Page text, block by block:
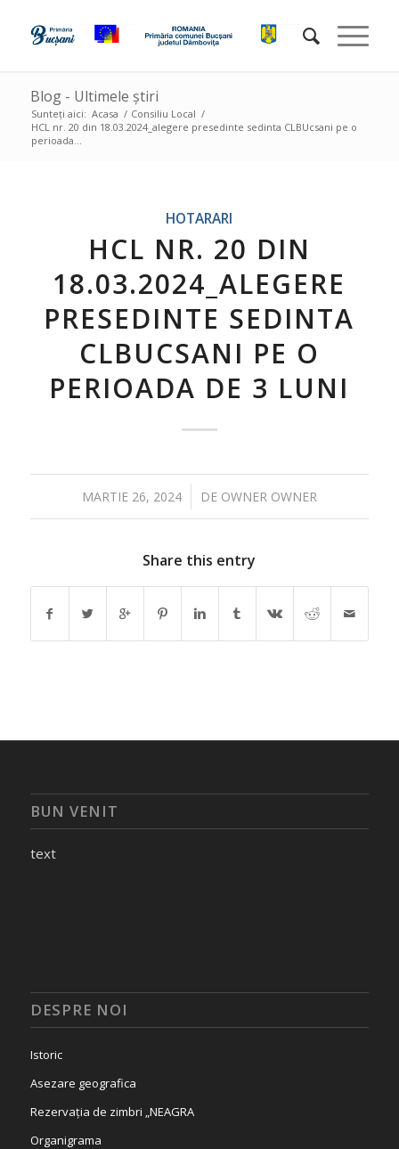
Blog - Ultimele știri
Sunteți aici: Acasa / Consiliu Local /
HCL nr. 20 din 18.03.2024_alegere presedinte sedinta CLBUcsani pe o
perioada...
HOTARARI
HCL NR. 20 DIN
18.03.2024_ALEGERE
PRESEDINTE SEDINTA
CLBUCSANI PE O
PERIOADA DE 3 LUNI
MARTIE 26, 2024
/ DE OWNER OWNER
Share this entry
BUN VENIT
text
DESPRE NOI
Istoric
Asezare geografica
Rezervația de zimbri „NEAGRA
Organigrama